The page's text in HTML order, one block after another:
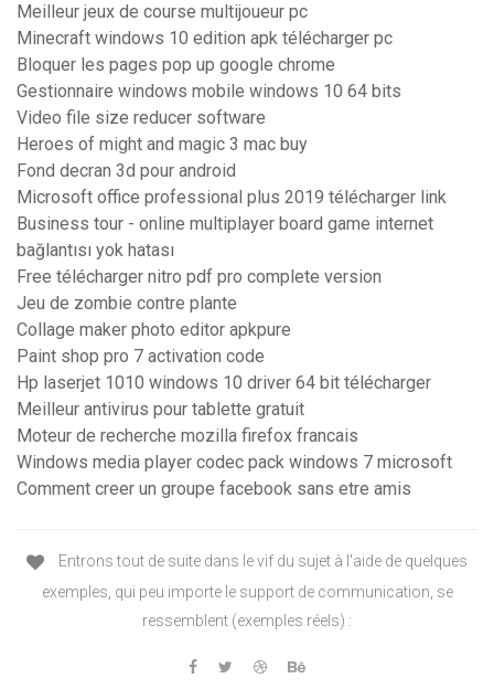
Meilleur jeux de course multijoueur pc
Minecraft windows 10 edition apk télécharger pc
Bloquer les pages pop up google chrome
Gestionnaire windows mobile windows 10 64 bits
Video file size reducer software
Heroes of might and magic 3 mac buy
Fond decran 3d pour android
Microsoft office professional plus 2019 télécharger link
Business tour - online multiplayer board game internet
bağlantısı yok hatası
Free télécharger nitro pdf pro complete version
Jeu de zombie contre plante
Collage maker photo editor apkpure
Paint shop pro 7 activation code
Hp laserjet 1010 windows 10 driver 64 bit télécharger
Meilleur antivirus pour tablette gratuit
Moteur de recherche mozilla firefox francais
Windows media player codec pack windows 7 microsoft
Comment creer un groupe facebook sans etre amis
Entrons tout de suite dans le vif du sujet à l'aide de quelques
exemples, qui peu importe le support de communication, se
ressemblent (exemples réels) :